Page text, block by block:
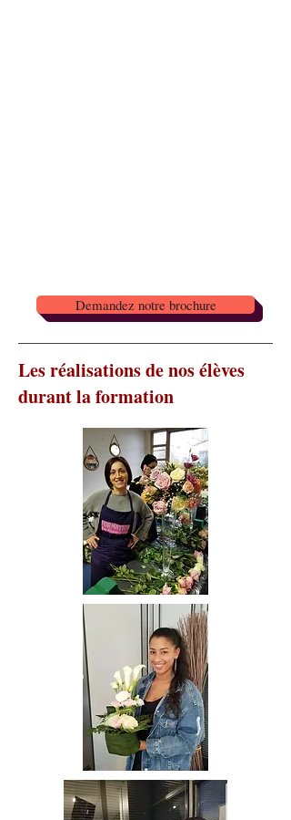
Demandez notre brochure
Les réalisations de nos élèves
durant la formation